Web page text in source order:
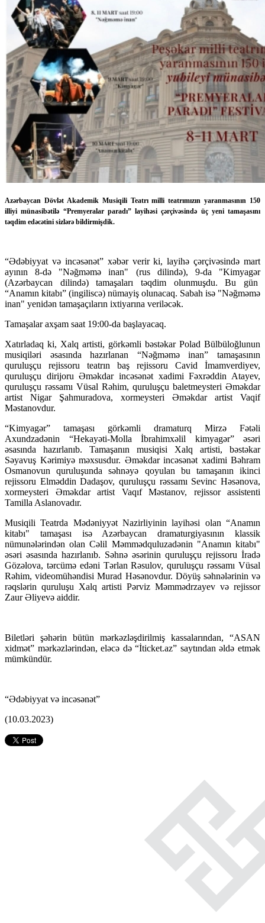
Azərbaycan Dövlət Akademik Musiqili Teatrı milli teatrımızın yaranmasının 150
illiyi münasibətilə “Premyeralar paradı” layihəsi çərçivəsində üç yeni tamaşasını
təqdim edəcətini sizlərə bildirmişdik.
“Ədəbiyyat və incəsənət” xəbər verir ki, layihə çərçivəsində mart
ayının 8-də "Nəğməmə inan" (rus dilində), 9-da "Kimyagər
(Azərbaycan dilində) tamaşaları təqdim olunmuşdu. Bu gün
“Anamın kitabı” (ingiliscə) nümayiş olunacaq. Sabah isə "Nəğməmə
inan" yenidən tamaşaçıların ixtiyarına veriləcək.
Tamaşalar axşam saat 19:00-da başlayacaq.
Xatırladaq ki, Xalq artisti, görkəmli bəstəkar Polad Bülbüloğlunun
musiqiləri əsasında hazırlanan “Nəğməmə inan” tamaşasının
quruluşçu rejissoru teatrın baş rejissoru Cavid İmamverdiyev,
quruluşçu dirijoru Əməkdar incəsənət xadimi Fəxrəddin Atayev,
quruluşçu rəssamı Vüsal Rəhim, quruluşçu baletmeysteri Əməkdar
artist Nigar Şahmuradova, xormeysteri Əməkdar artist Vaqif
Məstanovdur.
“Kimyagər” tamaşası görkəmli dramaturq Mirzə Fətəli
Axundzadənin “Hekayəti-Molla İbrahimxəlil kimyagər” əsəri
əsasında hazırlanıb. Tamaşanın musiqisi Xalq artisti, bəstəkar
Səyavuş Kərimiyə məxsusdur. Əməkdar incəsənət xadimi Bəhram
Osmanovun quruluşunda səhnəyə qoyulan bu tamaşanın ikinci
rejissoru Elməddin Dadaşov, quruluşçu rəssamı Sevinc Həsənova,
xormeysteri Əməkdar artist Vaqıf Məstanov, rejissor assistenti
Tamilla Aslanovadır.
Musiqili Teatrda Mədəniyyət Nazirliyinin layihəsi olan “Anamın
kitabı" tamaşası isə Azərbaycan dramaturgiyasının klassik
nümunələrindən olan Cəlil Məmmədquluzadənin "Anamın kitabı"
əsəri əsasında hazırlanıb. Səhnə əsərinin quruluşçu rejissoru İradə
Gözəlova, tərcümə edəni Tərlan Rəsulov, quruluşçu rəssamı Vüsal
Rəhim, videomühəndisi Murad Həsənovdur. Döyüş səhnələrinin və
rəqslərin quruluşu Xalq artisti Pərviz Məmmədrzayev və rejissor
Zaur Əliyevə aiddir.
Biletləri şəhərin bütün mərkəzləşdirilmiş kassalarından, “ASAN
xidmət” mərkəzlərindən, eləcə də “İticket.az” saytından əldə etmək
mümkündür.
“Ədəbiyyat və incəsənət”
(10.03.2023)